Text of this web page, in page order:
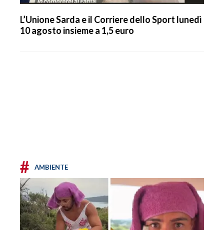
L’Unione Sarda e il Corriere dello Sport lunedì
10 agosto insieme a 1,5 euro
# AMBIENTE